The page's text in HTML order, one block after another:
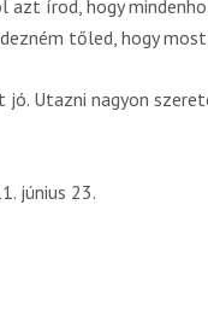
azt írod, hogy
tőled, hogy
jó. Utazni nagyon
június 23.